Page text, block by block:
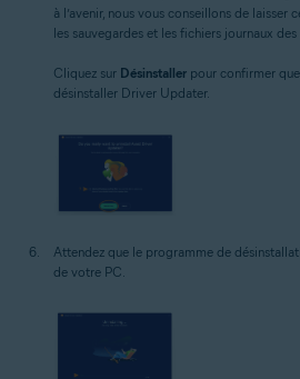
à l’avenir, nous vous conseillons de laisser
les sauvegardes et les fichiers journaux
Cliquez sur Désinstaller pour confirmer
désinstaller Driver Updater.
Attendez que le programme de
de votre PC.